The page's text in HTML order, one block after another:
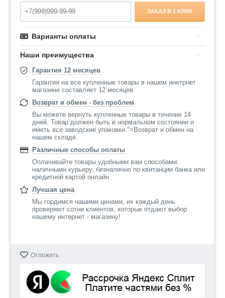
ЗАКАЗ В 1 КЛИК
Варианты оплаты
Наши преимущества
Гарантия 12 месяцев
Гарантия на все купленные товары в нашем инетрнет
магазине составляет 12 месяцев
Возврат и обмен - без проблем
Вы можете вернуть купленные товары в течение 14
дней. Товар должен быть в нормальном состоянии и
иметь все заводские упаковки.">Возврат и обмен на
нашем складе.
Различные способы оплаты
Оплачивайте товары удобными вам способами:
наличными курьеру, безналично по квитанции банка или
кредитной картой онлайн..
Лучшая цена
Мы гордимся нашими ценами, их каждый день
проверяют сотни клиентов, которые отдают выбор
нашему интернет - магазину!
Отложить